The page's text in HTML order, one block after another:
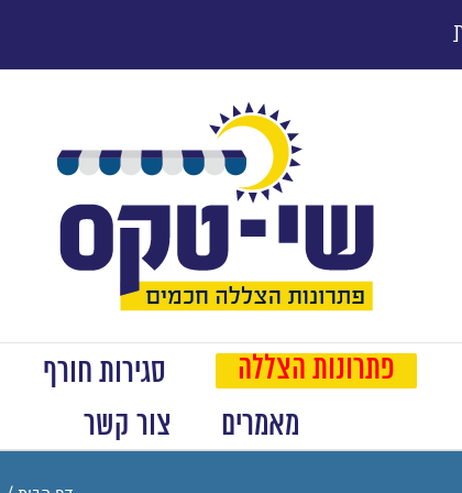
פתרונות הצללה סגירות חורף
מאמרים
צור קשר